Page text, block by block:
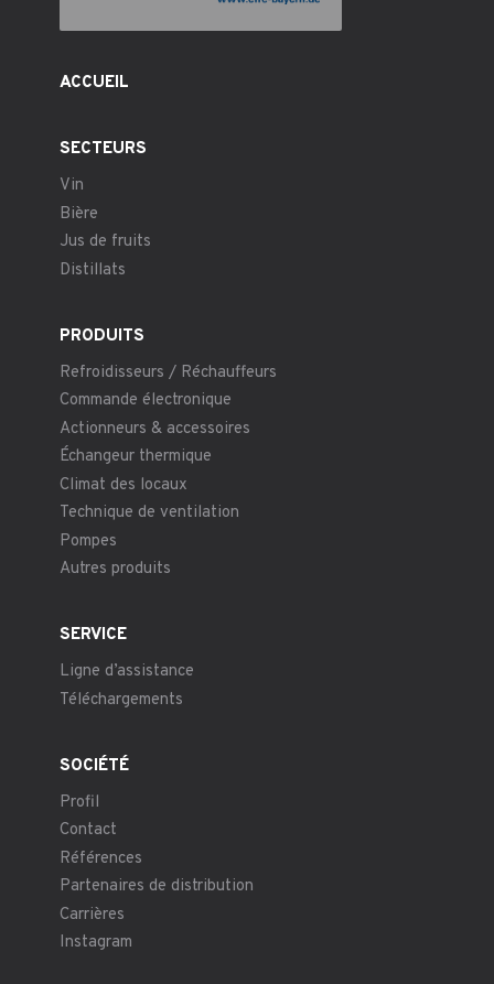
ACCUEIL
SECTEURS
Vin
Bière
Jus de fruits
Distillats
PRODUITS
Refroidisseurs / Réchauffeurs
Commande électronique
Actionneurs & accessoires
Échangeur thermique
Climat des locaux
Technique de ventilation
Pompes
Autres produits
SERVICE
Ligne d’assistance
Téléchargements
SOCIÉTÉ
Profil
Contact
Références
Partenaires de distribution
Carrières
Instagram